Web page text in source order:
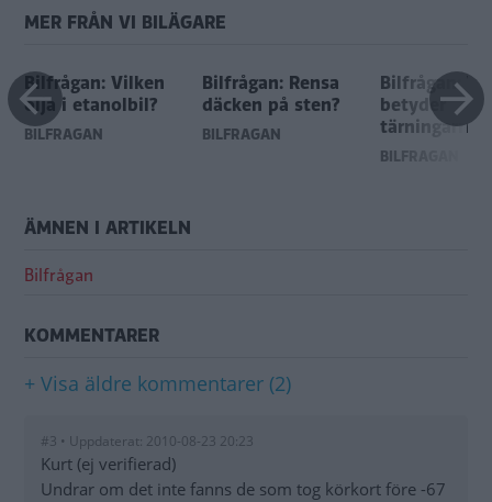
MER FRÅN VI BILÄGARE
Bilfrågan: Vilken
olja i etanolbil?
BILFRÅGAN
Bilfrågan: Rensa
däcken på sten?
BILFRÅGAN
Bilfrågan:
betyder
tärningarna?
BILFRÅGAN
ÄMNEN I ARTIKELN
Bilfrågan
KOMMENTARER
+ Visa äldre kommentarer (2)
#3 • Uppdaterat: 2010-08-23 20:23
Kurt (ej verifierad)
Undrar om det inte fanns de som tog körkort före -67